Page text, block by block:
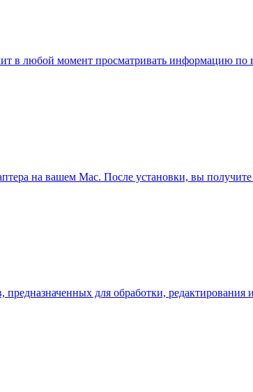
в любой момент просматривать информацию по
на вашем Mac. После установки, вы получите
для обработки, редактирования